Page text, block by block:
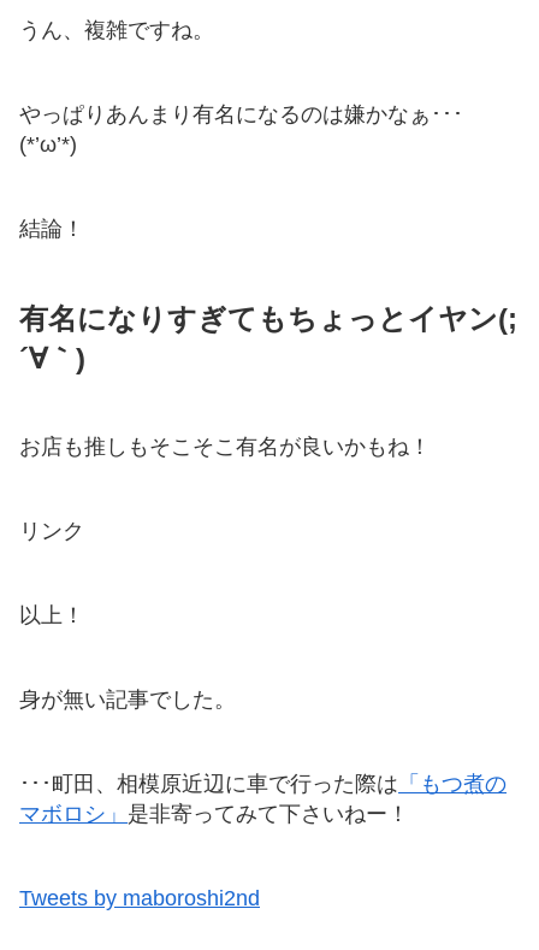
うん、複雑ですね。
やっぱりあんまり有名になるのは嫌かなぁ･･･
(*’ω’*)
結論！
有名になりすぎてもちょっとイヤン(;
´∀｀)
お店も推しもそこそこ有名が良いかもね！
リンク
以上！
身が無い記事でした。
･･･町田、相模原近辺に車で行った際は 「もつ煮の
マボロシ」 是非寄ってみて下さいねー！
Tweets by maboroshi2nd